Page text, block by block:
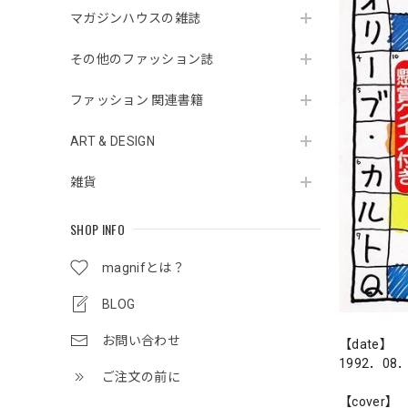
マガジンハウスの雑誌
その他のファッション誌
ファッション 関連書籍
ART & DESIGN
雑貨
SHOP INFO
magnifとは？
BLOG
お問い合わせ
ご注文の前に
【date】
1992．08
【cover】